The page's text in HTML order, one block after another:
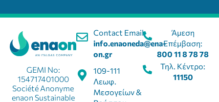
Contact Email:
info.enaoneda@ena-
on.gr
109-111
Λεωφ.
Μεσογείων &
GEMI No:
154717401000
Société Anonyme
enaon Sustainable
Άμεση
Επέμβαση:
800 11 8 78 78
Τηλ. Κέντρο:
11150